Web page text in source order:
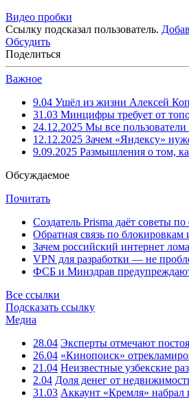
Видео пробки
Ссылку подсказал пользователь.
Обсудить
Поделиться
Важное
9.04 Ушёл из жизни Алексей
31.03 Минцифры требует от
24.12.2025 Мы все
12.12.2025 Зачем «Яндексу»
9.09.2025 Размышления о том,
Обсуждаемое
Почитать
Создатель Prisma даёт советы
Обратная связь по
Зачем российский интернет
VPN для разработки — не
ФСБ и Минздрав
Все ссылки
Подсказать ссылку
Медиа
28.04 Эксперты отмечают
26.04 «Кинопоиск»
21.04 Неизвестные узбекские
2.04 Доля денег от
31.03 Аккаунт «Кремля» набрал